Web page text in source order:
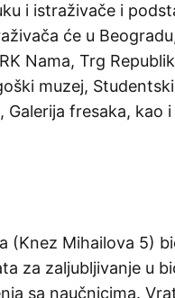
i istraživače i
će u
Nama, Trg
muzej,
fresaka, kao
(Knez Mihailova 5)
za zaljubljivanje u
sa naučnicima.